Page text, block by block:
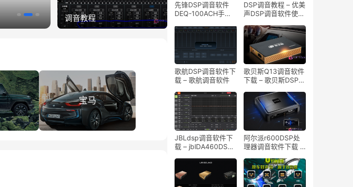
这是幻灯滑块的标题3
调音教程
宝马
先锋DSP调音软件
DEQ-100ACH手机
DSP调音教程 – 优美
声DSP调音软件使用
歌航DSP调音软件下
载 – 歌航调音软件
歌贝斯Q13调音软件
下载 – 歌贝斯DSP调
JBLdsp调音软件下
载 – jblDA460DSP
阿尔派r600DSP处
理器调音软件下载 –
音软件